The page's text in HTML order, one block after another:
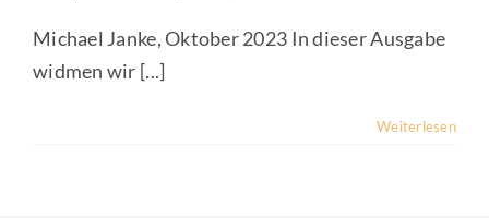
Michael Janke, Oktober 2023 In dieser Ausgabe
widmen wir [...]
Weiterlesen